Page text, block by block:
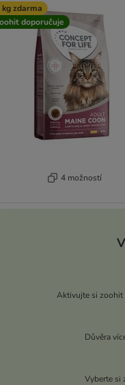
kg zdarma
doporučuje
4 možností
Aktivujte si zoohit
Důvěra
Vyberte si